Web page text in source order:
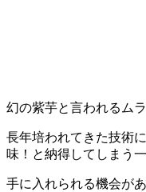
幻の紫芋と言われるム
長年培われてきた技術
味！と納得してしまう一
手に入れられる機会が